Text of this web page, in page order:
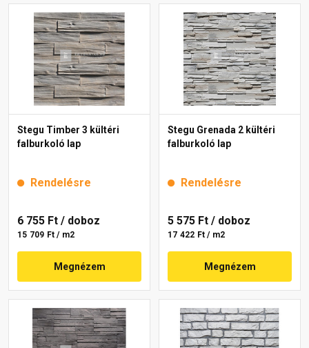
Stegu Timber 3 kültéri
falburkoló lap
Rendelésre
6 755 Ft / doboz
15 709 Ft / m2
Megnézem
Stegu Grenada 2 kültéri
falburkoló lap
Rendelésre
5 575 Ft / doboz
17 422 Ft / m2
Megnézem